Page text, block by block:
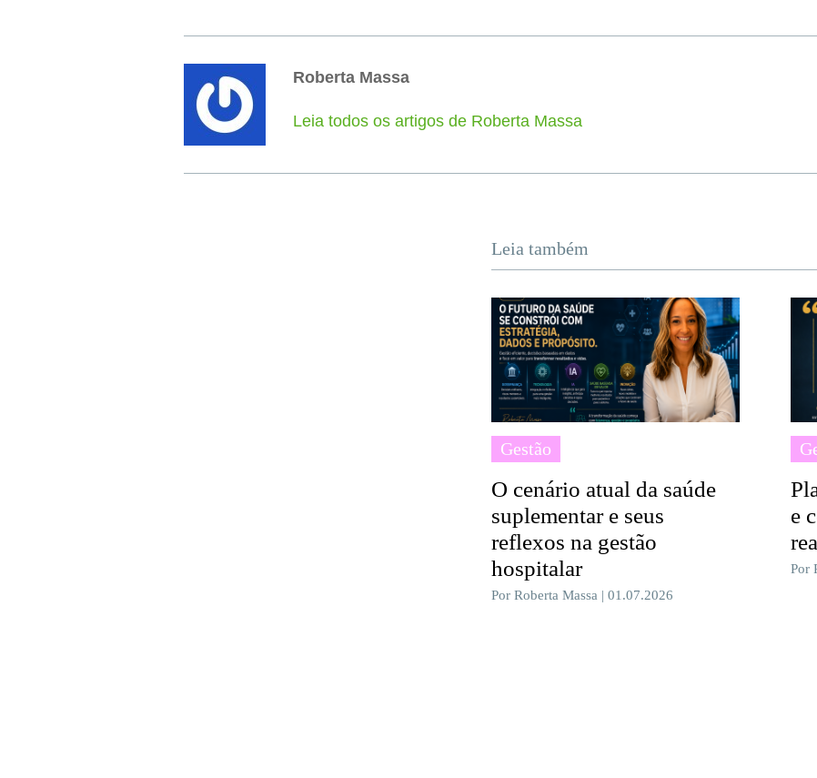
Roberta Massa
Leia todos os artigos de Roberta Massa
Leia também
Gestão
O cenário atual da saúde
suplementar e seus
reflexos na gestão
hospitalar
Por Roberta Massa | 01.07.2026
e
Por